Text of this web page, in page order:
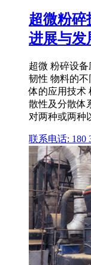
超微粉碎
进展与发
超微 粉碎设
韧性 物料的不
体的应用技术
散性及分散体
对两种或两种
联系电话: 180